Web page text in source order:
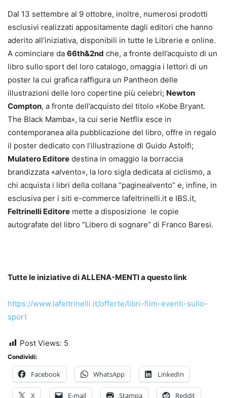
Dal 13 settembre al 9 ottobre, inoltre, numerosi prodotti
esclusivi realizzati appositamente dagli editori che hanno
aderito all’iniziativa, disponibili in tutte le Librerie e online.
A cominciare da 66th&2nd che, a fronte dell’acquisto di un
libro sullo sport del loro catalogo, omaggia i lettori di un
poster la cui grafica raffigura un Pantheon delle
illustrazioni delle loro copertine più celebri; Newton
Compton, a fronte dell’acquisto del titolo «Kobe Bryant.
The Black Mamba», la cui serie Netflix esce in
contemporanea alla pubblicazione del libro, offre in regalo
il poster dedicato con l’illustrazione di Guido Astolfi;
Mulatero Editore destina in omaggio la borraccia
brandizzata «alvento», la loro sigla dedicata al ciclismo, a
chi acquista i libri della collana “paginealvento” e, infine, in
esclusiva per i siti e-commerce lafeltrinelli.it e IBS.it,
Feltrinelli Editore mette a disposizione le copie
autografate del libro “Libero di sognare” di Franco Baresi.
Tutte le iniziative di ALLENA-MENTI a questo link
https://www.lafeltrinelli.it/offerte/libri-film-eventi-sullo-
sport
Post Views: 5
Condividi:
Facebook WhatsApp LinkedIn
X E-mail Stampa Reddit